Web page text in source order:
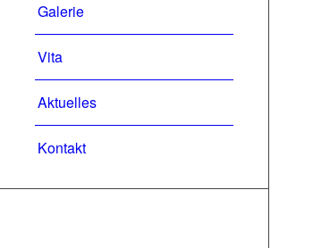
Galerie
Vita
Aktuelles
Kontakt